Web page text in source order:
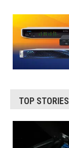
TOP STORIES